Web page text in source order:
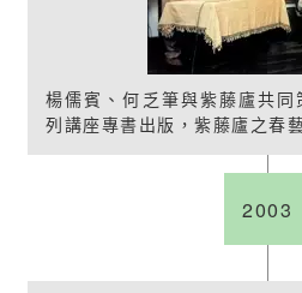
楊儒賓、何乏筆與紫藤廬共
列講座專書出版，紫藤廬之春
2003